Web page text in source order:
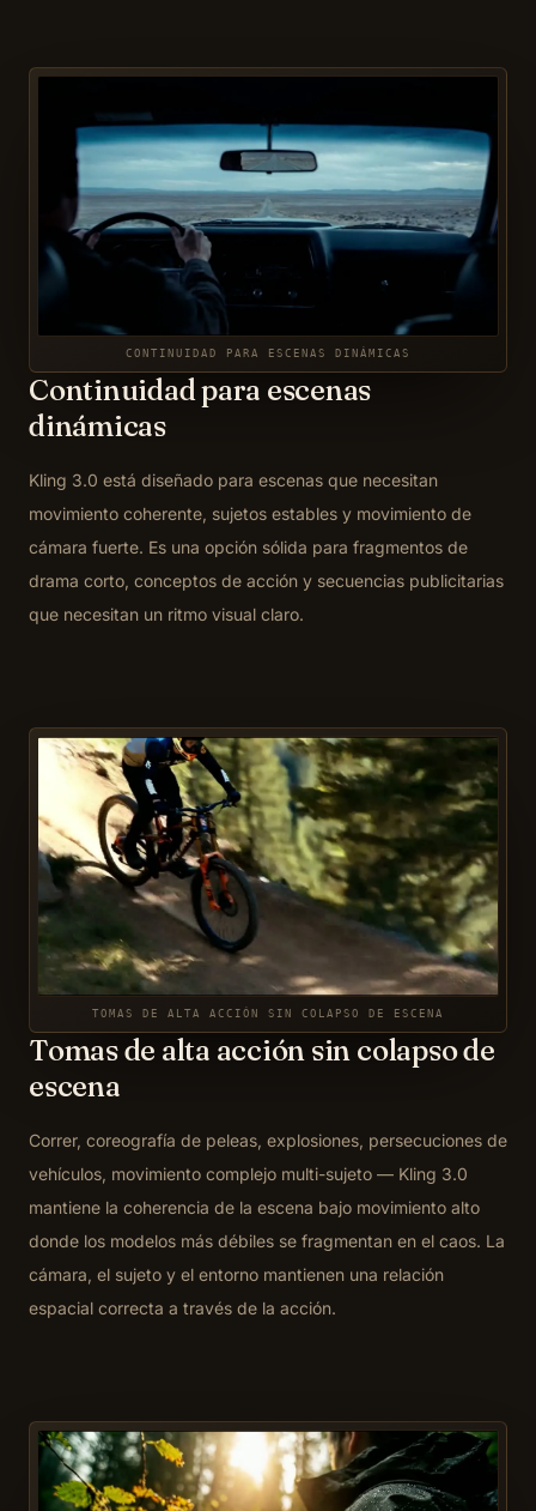
CONTINUIDAD PARA ESCENAS DINÁMICAS
Continuidad para escenas
dinámicas
Kling 3.0 está diseñado para escenas que necesitan
movimiento coherente, sujetos estables y movimiento de
cámara fuerte. Es una opción sólida para fragmentos de
drama corto, conceptos de acción y secuencias publicitarias
que necesitan un ritmo visual claro.
TOMAS DE ALTA ACCIÓN SIN COLAPSO DE ESCENA
Tomas de alta acción sin colapso de
escena
Correr, coreografía de peleas, explosiones, persecuciones de
vehículos, movimiento complejo multi-sujeto — Kling 3.0
mantiene la coherencia de la escena bajo movimiento alto
donde los modelos más débiles se fragmentan en el caos. La
cámara, el sujeto y el entorno mantienen una relación
espacial correcta a través de la acción.